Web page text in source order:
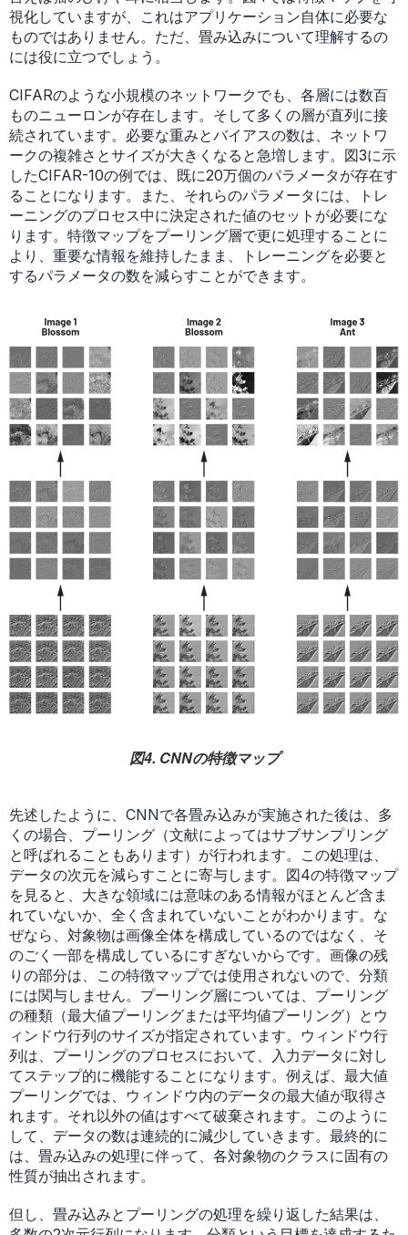
視化していますが、これはアプリケーション自体に必要な
ものではありません。ただ、畳み込みについて理解するの
には役に立つでしょう。
CIFARのような小規模のネットワークでも、各層には数百
ものニューロンが存在します。そして多くの層が直列に接
続されています。必要な重みとバイアスの数は、ネットワ
ークの複雑さとサイズが大きくなると急増します。図3に示
したCIFAR-10の例では、既に20万個のパラメータが存在す
ることになります。また、それらのパラメータには、トレ
ーニングのプロセス中に決定された値のセットが必要にな
ります。特徴マップをプーリング層で更に処理することに
より、重要な情報を維持したまま、トレーニングを必要と
するパラメータの数を減らすことができます。
図4. CNNの特徴マップ
先述したように、CNNで各畳み込みが実施された後は、多
くの場合、プーリング（文献によってはサブサンプリング
と呼ばれることもあります）が行われます。この処理は、
データの次元を減らすことに寄与します。図4の特徴マップ
を見ると、大きな領域には意味のある情報がほとんど含ま
れていないか、全く含まれていないことがわかります。な
ぜなら、対象物は画像全体を構成しているのではなく、そ
のごく一部を構成しているにすぎないからです。画像の残
りの部分は、この特徴マップでは使用されないので、分類
には関与しません。プーリング層については、プーリング
の種類（最大値プーリングまたは平均値プーリング）とウ
ィンドウ行列のサイズが指定されています。ウィンドウ行
列は、プーリングのプロセスにおいて、入力データに対し
てステップ的に機能することになります。例えば、最大値
プーリングでは、ウィンドウ内のデータの最大値が取得さ
れます。それ以外の値はすべて破棄されます。このように
して、データの数は連続的に減少していきます。最終的に
は、畳み込みの処理に伴って、各対象物のクラスに固有の
性質が抽出されます。
但し、畳み込みとプーリングの処理を繰り返した結果は、